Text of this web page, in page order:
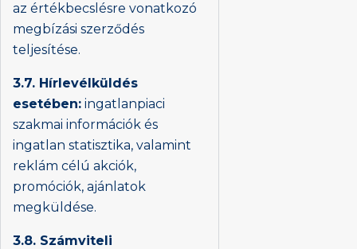
az értékbecslésre vonatkozó
megbízási szerződés
teljesítése.
3.7. Hírlevélküldés
esetében: ingatlanpiaci
szakmai információk és
ingatlan statisztika, valamint
reklám célú akciók,
promóciók, ajánlatok
megküldése.
3.8. Számviteli